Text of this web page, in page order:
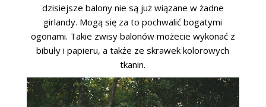
dzisiejsze balony nie są już wiązane w żadne
girlandy. Mogą się za to pochwalić bogatymi
ogonami. Takie zwisy balonów możecie wykonać z
bibuły i papieru, a także ze skrawek kolorowych
tkanin.